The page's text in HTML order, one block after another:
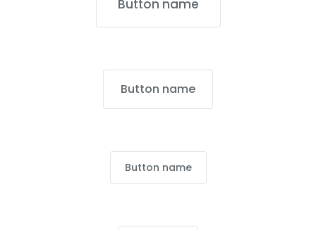
Button name
Button name
Button name